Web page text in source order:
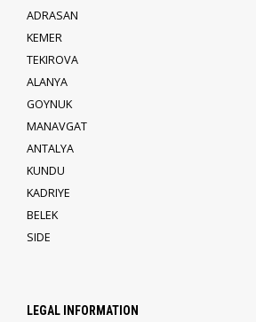
ADRASAN
KEMER
TEKIROVA
ALANYA
GOYNUK
MANAVGAT
ANTALYA
KUNDU
KADRIYE
BELEK
SIDE
LEGAL INFORMATION